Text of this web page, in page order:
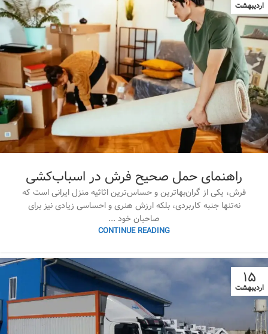
اردیبهشت
راهنمای حمل صحیح فرش در اسباب‌کشی
فرش، یکی از گران‌بهاترین و حساس‌ترین اثاثیه منزل ایرانی است که
نه‌تنها جنبه کاربردی، بلکه ارزش هنری و احساسی زیادی نیز برای
صاحبان خود ...
CONTINUE READING
۱۵
اردیبهشت